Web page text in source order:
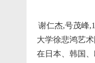
谢仁杰,号茂峰
大学徐悲鸿艺
在日本、韩国